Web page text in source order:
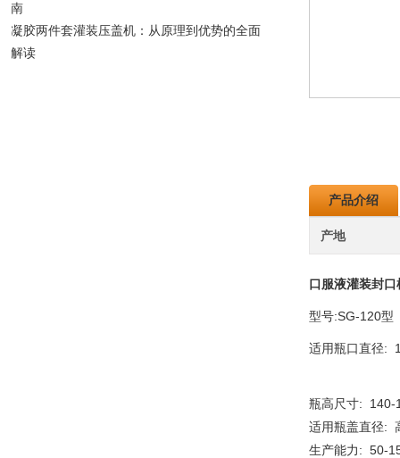
产品介绍
产地
口服液灌装封口
型号:SG-120型
适用瓶口直径:
瓶高尺寸: 140-
适用瓶盖直径:
生产能力: 50-
南
凝胶两件套灌装压盖机：从原理到优势的全面
解读